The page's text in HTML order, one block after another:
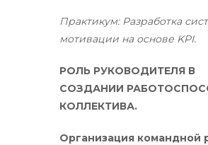
Практикум: Разработка
мотивации на основе KPI.
РОЛЬ РУКОВОДИТЕЛЯ В
СОЗДАНИИ
КОЛЛЕКТИВА.
Организация командной